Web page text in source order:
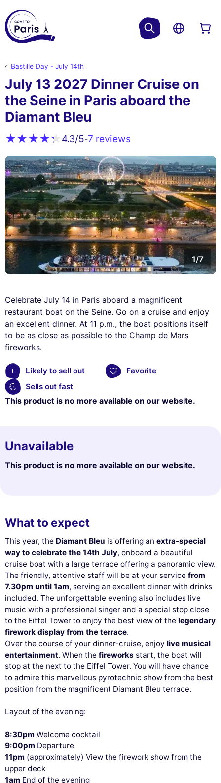
Bastille Day - July 14th
July 13 2027 Dinner Cruise on
the Seine in Paris aboard the
Diamant Bleu
4.3/5-7 reviews
1/7
Celebrate July 14 in Paris aboard a magnificent
restaurant boat on the Seine. Go on a cruise and enjoy
an excellent dinner. At 11 p.m., the boat positions itself
to be as close as possible to the Champ de Mars
fireworks.
Likely to sell out
Favorite
Sells out fast
This product is no more available on our website.
Unavailable
This product is no more available on our website.
What to expect
This year, the Diamant Bleu is offering an extra-special
way to celebrate the 14th July, onboard a beautiful
cruise boat with a large terrace offering a panoramic view.
The friendly, attentive staff will be at your service from
7.30pm until 1am, serving an excellent dinner with drinks
included. The unforgettable evening also includes live
music with a professional singer and a special stop close
to the Eiffel Tower to enjoy the best view of the legendary
firework display from the terrace.
Over the course of your dinner-cruise, enjoy live musical
entertainment. When the fireworks start, the boat will
stop at the next to the Eiffel Tower. You will have chance
to admire this marvellous pyrotechnic show from the best
position from the magnificent Diamant Bleu terrace.
Layout of the evening:
8:30pm Welcome cocktail
9:00pm Departure
11pm (approximately) View the firework show from the
upper deck
1am End of the evening